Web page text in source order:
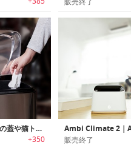
VentiFresh｜ゴミ箱の蓋や猫トイレに取付可能なUV光触媒技術を使用した小型脱臭機「ベンティフレッシュ」
+350 販売終了